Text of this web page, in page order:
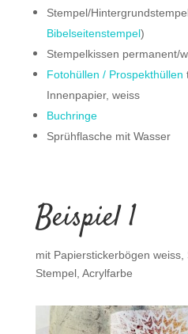
Stempel/
Bibelseitenstempel)
Stempelkissen permanent/
Fotohüllen / Prospekthüllen
Innenpapier, weiss
Buchringe
Sprühflasche mit Wasser
Beispiel 1
mit Papierstickerbögen
Stempel, Acrylfarbe